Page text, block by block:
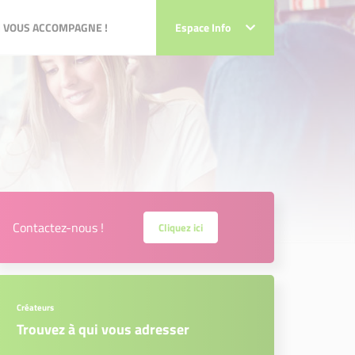
ACCOMPAGNE ! Espace Info
ACCOMPAGNE ! Espace Info
Contactez-nous ! Cliquez ici
Créateurs
Trouvez à qui vous adresser